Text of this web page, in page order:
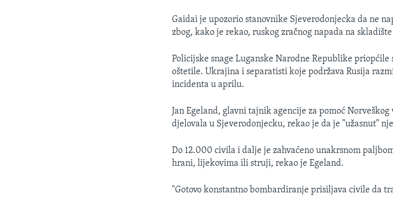
Gaidai je upozorio stanovnike Sjeverodonjecka da ne
zbog, kako je rekao, ruskog zračnog napada na
Policijske snage Luganske Narodne Republike priopćile
oštetile. Ukrajina i separatisti koje podržava Rusija
incidenta u aprilu.
Jan Egeland, glavni tajnik agencije za pomoć
djelovala u Sjeverodonjecku, rekao je da je "užasnut"
Do 12.000 civila i dalje je zahvaćeno unakrsnom
hrani, lijekovima ili struji, rekao je Egeland.
"Gotovo konstantno bombardiranje prisiljava civile da